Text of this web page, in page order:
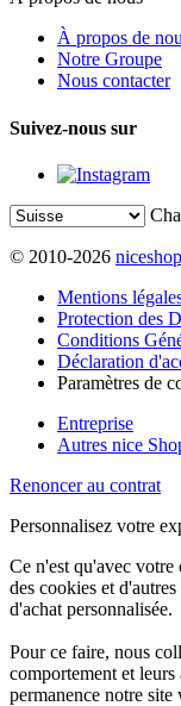
À propos de
Notre Groupe
Nous contacter
Suivez-nous sur
© 2010-2026
Mentions
Protection des
Conditions
Déclaration
Paramètres de
Entreprise
Autres nice
Renoncer au contrat
Personnalisez votre
Ce n'est qu'avec
des cookies et
d'achat personnalisée.
Pour ce faire, nous
comportement et
permanence notre